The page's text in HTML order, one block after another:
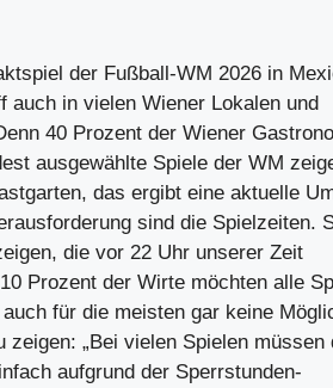
der Fußball-WM 2026 in
auch in vielen Wiener Lokalen und
40 Prozent der Wiener
ausgewählte Spiele der WM
das ergibt eine aktuelle
sind die Spielzeiten.
die vor 22 Uhr unserer Zeit
Prozent der Wirte möchten alle
für die meisten gar keine
zeigen: „Bei vielen Spielen müssen
aufgrund der Sperrstunden-